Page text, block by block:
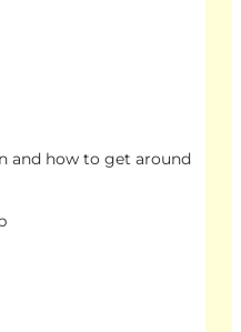
and how to get around